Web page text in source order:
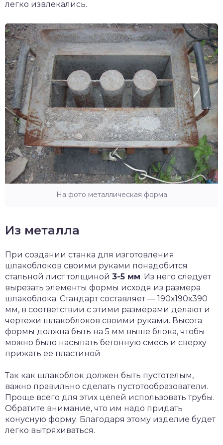
легко извлекались.
На фото металлическая форма
Из металла
При создании станка для изготовления
шлакоблоков своими руками понадобится
стальной лист толщиной 3-5 мм. Из него следует
вырезать элементы формы исходя из размера
шлакоблока. Стандарт составляет — 190х190х390
мм, в соответствии с этими размерами делают и
чертежи шлакоблоков своими руками. Высота
формы должна быть на 5 мм выше блока, чтобы
можно было насыпать бетонную смесь и сверху
прижать ее пластиной
Так как шлакоблок должен быть пустотелым,
важно правильно сделать пустотообразователи.
Проще всего для этих целей использовать трубы.
Обратите внимание, что им надо придать
конусную форму. Благодаря этому изделие будет
легко вытряхиваться.